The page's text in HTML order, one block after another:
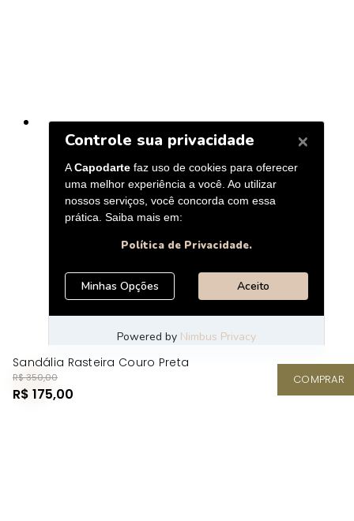
Sandália Rasteira Couro Preta
R$ 350,00
R$ 175,00
COMPRAR